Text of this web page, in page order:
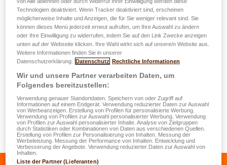
Wenn keiner der beiden Fahrer einen Unfallbericht bei
sich hat, nehmen Sie einfach ein weißes Blatt Papier.
Machen Sie alle Angaben zu den Rubriken
„Versicherungsnehmer“, „Fahrzeugführer“ und
„Versicherung" sowie zum Unfallhergang. Und vergessen
Sie vor allem nicht die Unterschriften der beiden Parteien.
Achten Sie also darauf, immer ein Exemplar des
Unfallberichts in Ihrem Handschuhfach oder unter Ihren
Wagenpapieren zu haben. Wenn das nicht der Fall ist,
fordern Sie eins bei Ihrem Autoversicherer oder direkt bei
LALUX (groupeLL@lalux.lu) an. Es ist kostenlos.
Technologien deaktiviert. Wenn Tracker deaktiviert sind, erscheinen
möglicherweise Inhalte und Anzeigen, die für Sie weniger relevant sind. Sie
können dieses Menü jederzeit erneut aufrufen, um Ihre Auswahl zu ändern
oder Ihre Einwilligung zu widerrufen, indem Sie auf den Link Zwecke anzeigen
unten auf der Webseite klicken. Ihre Wahl wirkt sich auf unsere/n Website aus.
Weitere Informationen finden Sie in unserer
Datenschutzerklärung.
Datenschutz Rechtliche Informationen
Wir und unsere Partner verarbeiten Daten, um
Folgendes bereitzustellen:
Verwendung genauer Standortdaten. Speichern von oder Zugriff auf
Informationen auf einem Endgerät. Verwendung reduzierter Daten zur Auswahl
von Werbeanzeigen. Erstellung von Profilen für personalisierte Werbung.
Verwendung von Profilen zur Auswahl personalisierter Werbung. Verwendung
von Profilen zur Auswahl personalisierter Inhalte. Analyse von Zielgruppen
durch Statistiken oder Kombinationen von Daten aus verschiedenen Quellen.
Erstellung von Profilen zur Personalisierung von Inhalten. Messung der
Werbeleistung. Messung der Performance von Inhalten. Entwicklung und
Verbesserung der Angebote. Verwendung reduzierter Daten zur Auswahl von
Inhalten.
Liste der Partner (Lieferanten)